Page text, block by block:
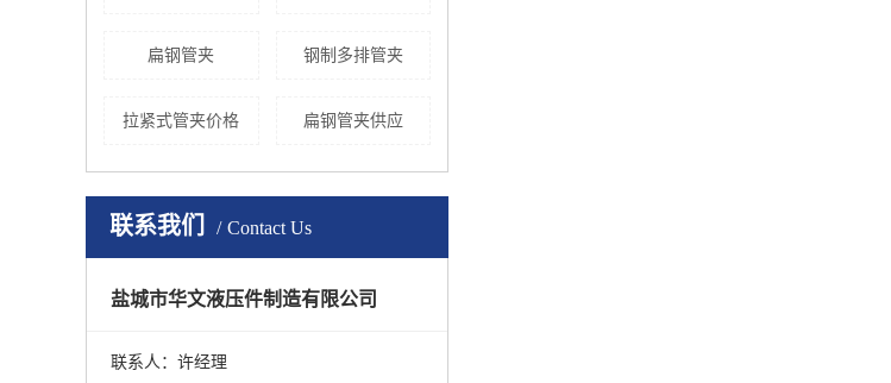
扁钢管夹 钢制多排管夹
拉紧式管夹价格 扁钢管夹供应
联系我们 Contact Us
盐城市华文液压件制造有限公司
联系人：许经理